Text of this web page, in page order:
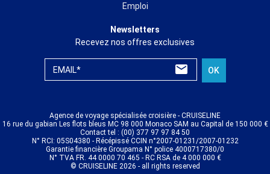
Emploi
Newsletters
Recevez nos offres exclusives
EMAIL* OK
Agence de voyage spécialisée croisière - CRUISELINE
16 rue du gabian Les flots bleus MC 98 000 Monaco SAM au Capital de 150 000 €
Contact tel : (00) 377 97 97 84 50
N° RCI: 05S04380 - Récépissé CCIN n°2007-01231/2007-01232
Garantie financière Groupama N° police 4000717380/0
N° TVA FR. 44 0000 70 465 - RC RSA de 4 000 000 €
© CRUISELINE 2026 - all rights reserved